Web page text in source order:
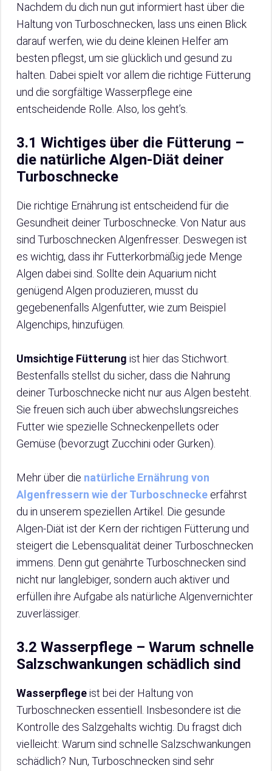
Nachdem du dich nun gut informiert hast über die
Haltung von Turboschnecken, lass uns einen Blick
darauf werfen, wie du deine kleinen Helfer am
besten pflegst, um sie glücklich und gesund zu
halten. Dabei spielt vor allem die richtige Fütterung
und die sorgfältige Wasserpflege eine
entscheidende Rolle. Also, los geht’s.
3.1 Wichtiges über die Fütterung –
die natürliche Algen-Diät deiner
Turboschnecke
Die richtige Ernährung ist entscheidend für die
Gesundheit deiner Turboschnecke. Von Natur aus
sind Turboschnecken Algenfresser. Deswegen ist
es wichtig, dass ihr Futterkorbmäßig jede Menge
Algen dabei sind. Sollte dein Aquarium nicht
genügend Algen produzieren, musst du
gegebenenfalls Algenfutter, wie zum Beispiel
Algenchips, hinzufügen.
Umsichtige Fütterung ist hier das Stichwort.
Bestenfalls stellst du sicher, dass die Nahrung
deiner Turboschnecke nicht nur aus Algen besteht.
Sie freuen sich auch über abwechslungsreiches
Futter wie spezielle Schneckenpellets oder
Gemüse (bevorzugt Zucchini oder Gurken).
Mehr über die natürliche Ernährung von
Algenfressern wie der Turboschnecke erfährst
du in unserem speziellen Artikel. Die gesunde
Algen-Diät ist der Kern der richtigen Fütterung und
steigert die Lebensqualität deiner Turboschnecken
immens. Denn gut genährte Turboschnecken sind
nicht nur langlebiger, sondern auch aktiver und
erfüllen ihre Aufgabe als natürliche Algenvernichter
zuverlässiger.
3.2 Wasserpflege – Warum schnelle
Salzschwankungen schädlich sind
Wasserpflegeist bei der Haltung von
Turboschnecken essentiell. Insbesondere ist die
Kontrolle des Salzgehalts wichtig. Du fragst dich
vielleicht: Warum sind schnelle Salzschwankungen
schädlich? Nun, Turboschnecken sind sehr